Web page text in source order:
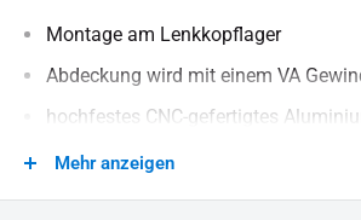
Montage am Lenkkopflager
Abdeckung wird mit einem VA
hochfestes CNC-gefertigtes
schwarz pulverbeschichtet
Verblendung der Lenkkopf
Mehr anzeigen